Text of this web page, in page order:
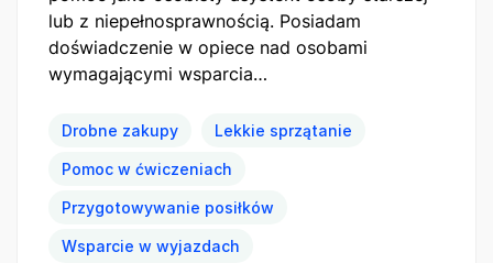
lub z niepełnosprawnością. Posiadam
doświadczenie w opiece nad osobami
wymagającymi wsparcia…
Drobne zakupy Lekkie sprzątanie
Pomoc w ćwiczeniach
Przygotowywanie posiłków
Wsparcie w wyjazdach